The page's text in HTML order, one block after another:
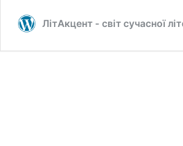
ЛітАкцент - світ сучасної